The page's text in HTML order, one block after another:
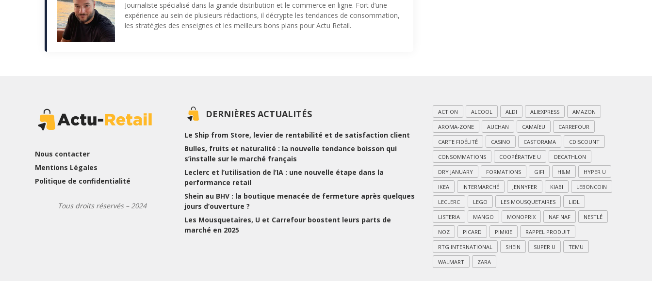
Journaliste spécialisé dans la grande distribution et le commerce en ligne. Fort d’une
expérience au sein de plusieurs rédactions, il décrypte les tendances de consommation,
les stratégies des enseignes et les meilleurs bons plans pour Actu Retail.
Nous contacter
Mentions Légales
Politique de confidentialité
Tous droits réservés – 2024
DERNIÈRES ACTUALITÉS
Le Ship from Store, levier de rentabilité et de satisfaction client
Bulles, fruits et naturalité : la nouvelle tendance boisson qui
s’installe sur le marché français
Leclerc et l’utilisation de l’IA : une nouvelle étape dans la
performance retail
Shein au BHV : la boutique menacée de fermeture après quelques
jours d’ouverture ?
Les Mousquetaires, U et Carrefour boostent leurs parts de
marché en 2025
ACTION ALCOOL ALDI ALIEXPRESS AMAZON
AROMA-ZONE AUCHAN CAMAÏEU CARREFOUR
CARTE FIDÉLITÉ CASINO CASTORAMA CDISCOUNT
CONSOMMATIONS COOPÉRATIVE U DECATHLON
DRY JANUARY FORMATIONS GIFI H&M HYPER U
IKEA INTERMARCHÉ JENNYFER KIABI LEBONCOIN
LECLERC LEGO LES MOUSQUETAIRES LIDL
LISTERIA MANGO MONOPRIX NAF NAF NESTLÉ
NOZ PICARD PIMKIE RAPPEL PRODUIT
RTG INTERNATIONAL SHEIN SUPER U TEMU
WALMART ZARA